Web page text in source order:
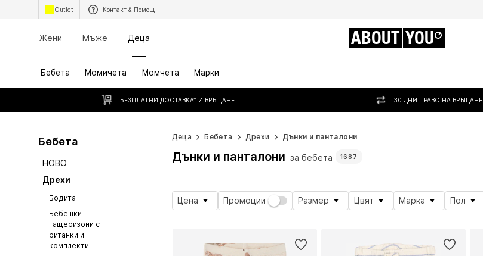
Outlet Контакт & Помощ
Жени Мъже Деца ABOUT YOU
Бебета Момичета Момчета Марки
БЕЗПЛАТНИ ДОСТАВКА* И ВРЪЩАНЕ 30 ДНИ ПРАВО НА ВРЪЩАНЕ
Бебета
НОВО
Дрехи
Бодита
Бебешки
гащеризони с
ританки и
комплекти
Деца Бебета Дрехи Дънки и панталони
Дънки и панталони за бебета 1687
Цена Промоции Размер Цвят Марка Пол